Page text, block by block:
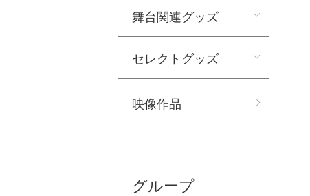
舞台関連グッズ
セレクトグッズ
映像作品
グループ